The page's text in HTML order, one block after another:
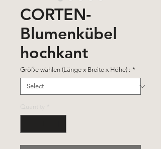
CORTEN-
Blumenkübel
hochkant
Größe wählen (Länge x Breite x Höhe) : *
Quantity